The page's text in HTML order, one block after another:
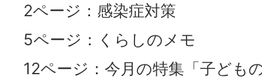
2ページ：感染症対策
5ページ：くらしのメモ
12ページ：今月の特集「子ども